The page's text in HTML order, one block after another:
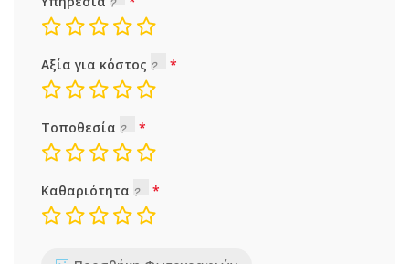
Αξία για κόστος
Τοποθεσία
Καθαριότητα